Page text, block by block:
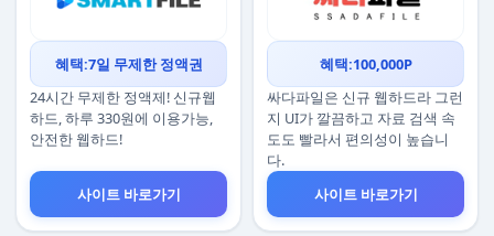
혜택:7일 무제한 정액권
24시간 무제한 정액제! 신규웹
하드, 하루 330원에 이용가능,
안전한 웹하드!
사이트 바로가기
혜택:100,000P
싸다파일은 신규 웹하드라 그런
지 UI가 깔끔하고 자료 검색 속
도도 빨라서 편의성이 높습니
다.
사이트 바로가기